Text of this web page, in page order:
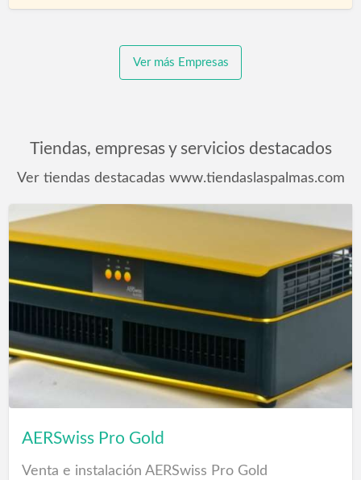
Ver más Empresas
Tiendas, empresas y servicios destacados
Ver tiendas destacadas www.tiendaslaspalmas.com
AERSwiss Pro Gold
Venta e instalación AERSwiss Pro Gold